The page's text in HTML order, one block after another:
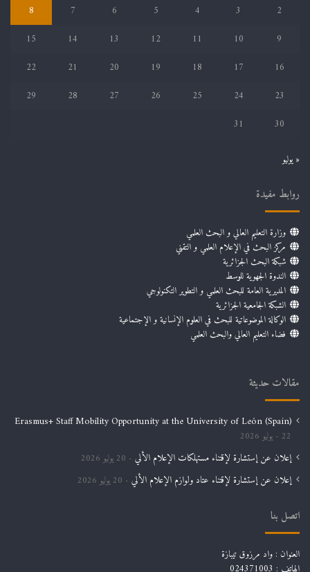
2
3
4
5
6
7
8
9
10
11
12
13
14
15
16
17
18
19
20
21
22
23
24
25
26
27
28
29
30
31
« يوليو
روابط مفيدة
وزارة التعليم العالي و البحث العلمي
مركز البحث في الإعلام العلمي و التقني
شبكة البحث الجزائرية
الندوة الجهوية للوسط
المديرية العامة للبحث العلمي و التطوير التكنولوجي
الشبكة الجامعية الجزائرية
الوكالة الموضوعاتية للبحث في العلوم الإنسانية و الإجتماعية
فضاء التعليم العالي والبحث العلمي
مقالات حديثة
Erasmus+ Staff Mobility Opportunity at the University of León (Spain)
22 يوليو 2026
إعلان عن إستشارة لإقتناء مستهلكات الإعلام الألي 20 يوليو 2026
إعلان عن إستشارة لإقتناء عتاد ولوازم الإعلام الألي 20 يوليو 2026
اتصل بنا
العنوان : واد مرزوق تيبازة